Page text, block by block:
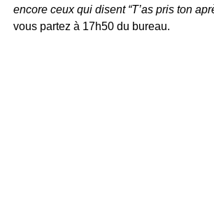
encore ceux qui disent “T’as pris ton
vous partez à 17h50 du bureau.